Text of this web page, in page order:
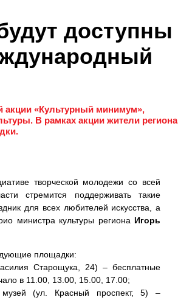
доступны
акции «Культурный минимум»,
В рамках акции жители региона
творческой молодежи со всей
стремится поддерживать такие
для всех любителей искусства, а
министра культуры региона Игорь
площадки:
Старощука, 24) – бесплатные
в 11.00, 13.00, 15.00, 17.00;
музей (ул. Красный проспект, 5) –